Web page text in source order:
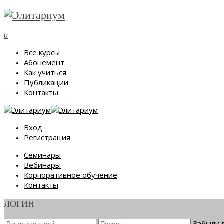
0
Все курсы
Абонемент
Как учиться
Публикации
Контакты
Вход
Регистрация
Семинары
Вебинары
Корпоративное обучение
Контакты
ЛОГИН